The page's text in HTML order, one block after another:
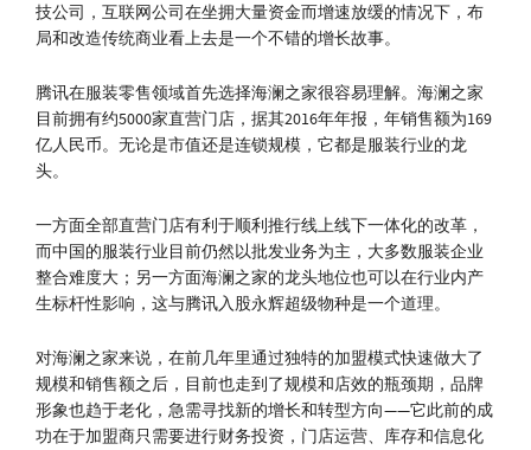
技公司，互联网公司在坐拥大量资金而增速放缓的情况下，布
局和改造传统商业看上去是一个不错的增长故事。
腾讯在服装零售领域首先选择海澜之家很容易理解。海澜之家
目前拥有约5000家直营门店，据其2016年年报，年销售额为169
亿人民币。无论是市值还是连锁规模，它都是服装行业的龙
头。
一方面全部直营门店有利于顺利推行线上线下一体化的改革，
而中国的服装行业目前仍然以批发业务为主，大多数服装企业
整合难度大；另一方面海澜之家的龙头地位也可以在行业内产
生标杆性影响，这与腾讯入股永辉超级物种是一个道理。
对海澜之家来说，在前几年里通过独特的加盟模式快速做大了
规模和销售额之后，目前也走到了规模和店效的瓶颈期，品牌
形象也趋于老化，急需寻找新的增长和转型方向——它此前的成
功在于加盟商只需要进行财务投资，门店运营、库存和信息化